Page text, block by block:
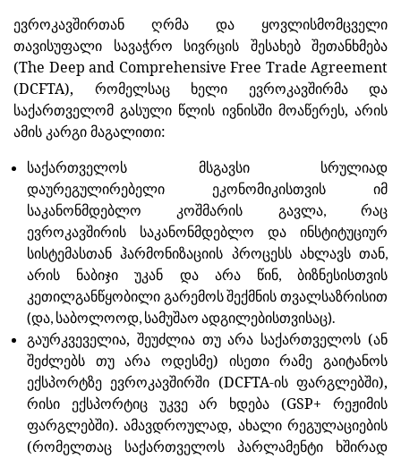
ევროკავშირთან ღრმა და ყოვლისმომცველი
თავისუფალი სავაჭრო სივრცის შესახებ შეთანხმება
(The Deep and Comprehensive Free Trade Agreement
(DCFTA), რომელსაც ხელი ევროკავშირმა და
საქართველომ გასული წლის ივნისში მოაწერეს, არის
ამის კარგი მაგალითი:
საქართველოს მსგავსი სრულიად
დაურეგულირებელი ეკონომიკისთვის იმ
საკანონმდებლო კოშმარის გავლა, რაც
ევროკავშირის საკანონმდებლო და ინსტიტუციურ
სისტემასთან ჰარმონიზაციის პროცესს ახლავს თან,
არის ნაბიჯი უკან და არა წინ, ბიზნესისთვის
კეთილგანწყობილი გარემოს შექმნის თვალსაზრისით
(და, საბოლოოდ, სამუშაო ადგილებისთვისაც).
გაურკვეველია, შეუძლია თუ არა საქართველოს (ან
შეძლებს თუ არა ოდესმე) ისეთი რამე გაიტანოს
ექსპორტზე ევროკავშირში (DCFTA-ის ფარგლებში),
რისი ექსპორტიც უკვე არ ხდება (GSP+ რეჟიმის
ფარგლებში). ამავდროულად, ახალი რეგულაციების
(რომელთაც საქართველოს პარლამენტი ხშირად